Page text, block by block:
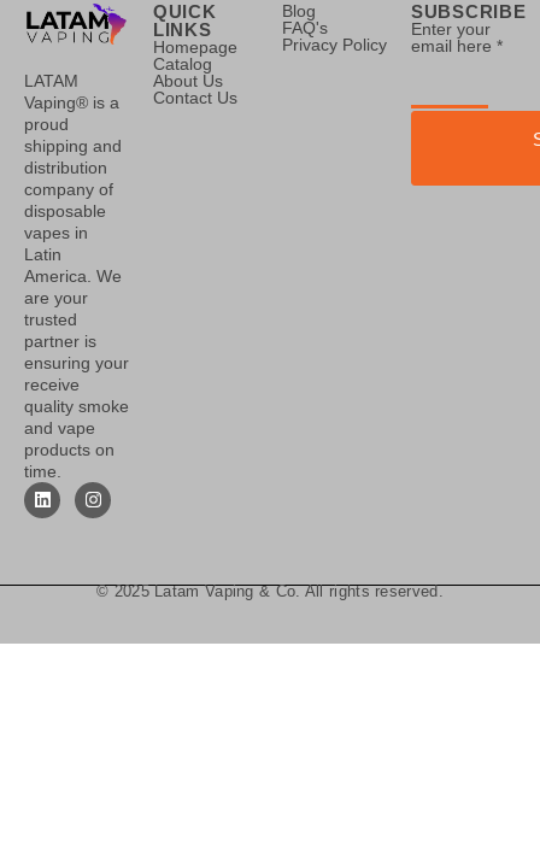
LATAM
Vaping® is a
proud
shipping and
distribution
company of
disposable
vapes in
Latin
America. We
are your
trusted
partner is
ensuring your
receive
quality smoke
and vape
products on
time.
QUICK
LINKS
Homepage
Catalog
About Us
Contact Us
Blog
FAQ's
Privacy Policy
SUBSCRIBE
Enter your
email here *
© 2025 Latam Vaping & Co. All rights reserved.